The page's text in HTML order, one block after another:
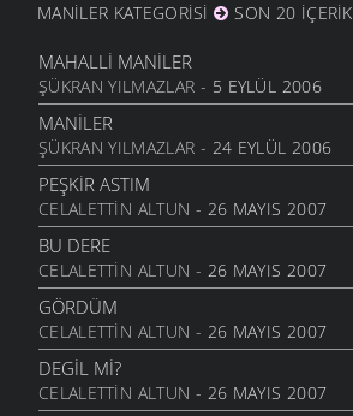
MANILER KATEGORISI SON 20 İÇERIK
MAHALLI MANILER
ŞÜKRAN YILMAZLAR - 5 EYLÜL 2006
MANILER
ŞÜKRAN YILMAZLAR - 24 EYLÜL 2006
PEŞKIR ASTIM
CELALETTIN ALTUN - 26 MAYIS 2007
BU DERE
CELALETTIN ALTUN - 26 MAYIS 2007
GÖRDÜM
CELALETTIN ALTUN - 26 MAYIS 2007
DEGIL MI?
CELALETTIN ALTUN - 26 MAYIS 2007